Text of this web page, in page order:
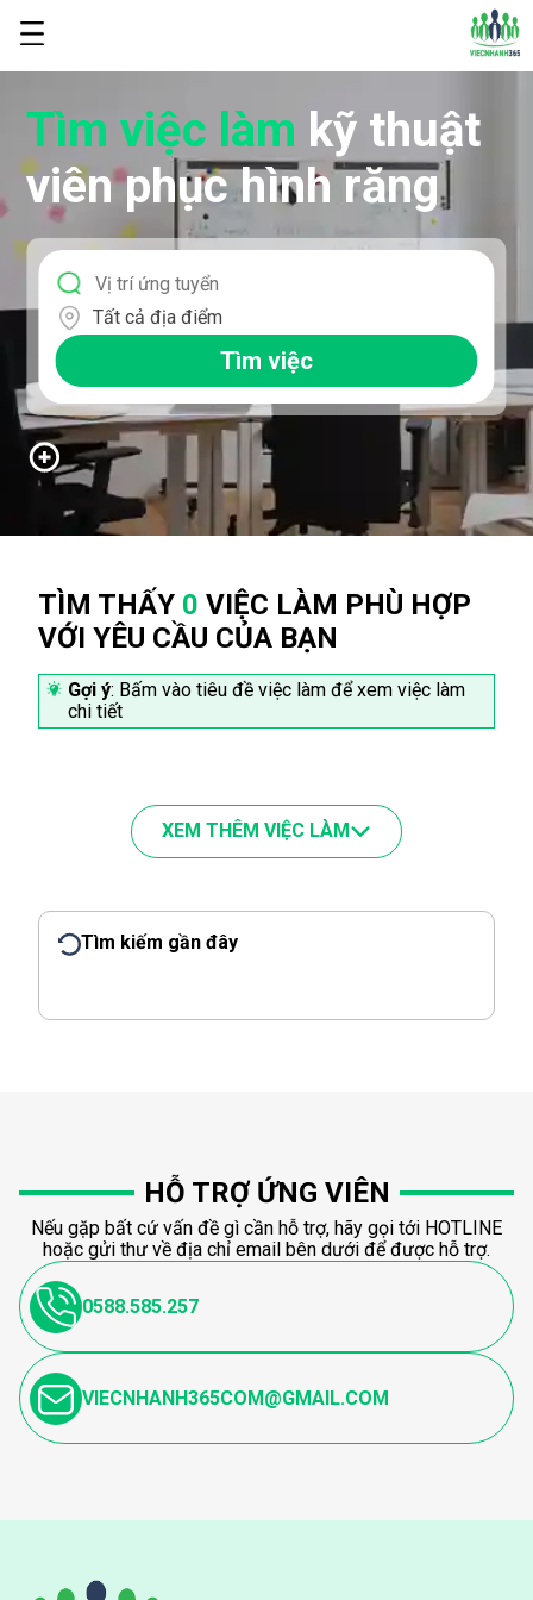
Tìm việc làm kỹ thuật
viên phục hình răng
Tất cả địa điểm
Tìm việc
TÌM THẤY 0 VIỆC LÀM PHÙ HỢP
VỚI YÊU CẦU CỦA BẠN
Gợi ý: Bấm vào tiêu đề việc làm để xem việc làm
chi tiết
XEM THÊM VIỆC LÀM
Tìm kiếm gần đây
HỖ TRỢ ỨNG VIÊN
Nếu gặp bất cứ vấn đề gì cần hỗ trợ, hãy gọi tới HOTLINE
hoặc gửi thư về địa chỉ email bên dưới để được hỗ trợ.
0588.585.257
VIECNHANH365COM@GMAIL.COM